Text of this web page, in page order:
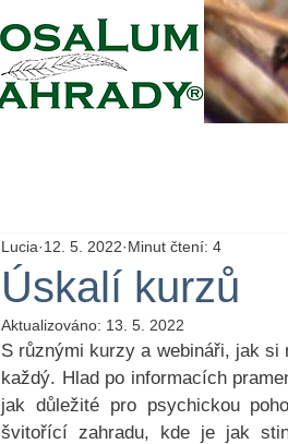
Úskalí kurzů
Lucia 12. 5. 2022 Minut čtení: 4
Aktualizováno: 13. 5. 2022
S různými kurzy a webináři, jak si
každý. Hlad po informacích
jak důležité pro psychickou
švitořící zahradu, kde je jak